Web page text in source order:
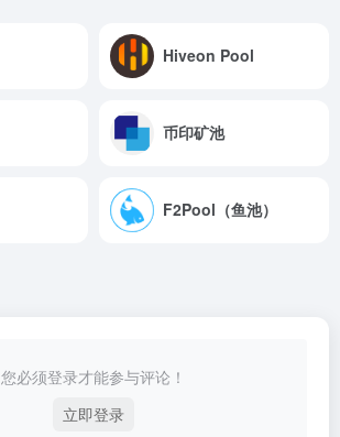
Hiveon Pool
币印矿池
F2Pool（鱼池）
您必须登录才能参与评论！
立即登录